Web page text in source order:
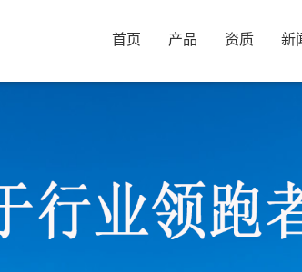
首页 产品 资质 新